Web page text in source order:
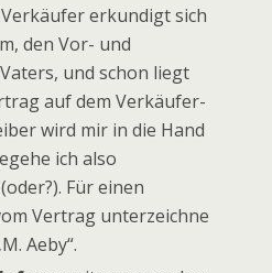
erkundigt sich
den Vor- und
und schon liegt
auf dem Verkäufer-
wird mir in die Hand
ich also
Für einen
Vertrag unterzeichne
Aeby“.